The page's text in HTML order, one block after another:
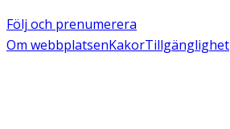
Följ och prenumerera
Om webbplatsenKakorTillgänglighet